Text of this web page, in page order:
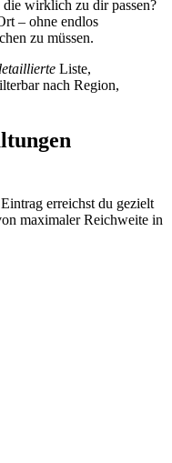
wirklich zu dir passen?
– ohne endlos
zu müssen.
Liste,
nach Region,
erreichst du gezielt
maximaler Reichweite in